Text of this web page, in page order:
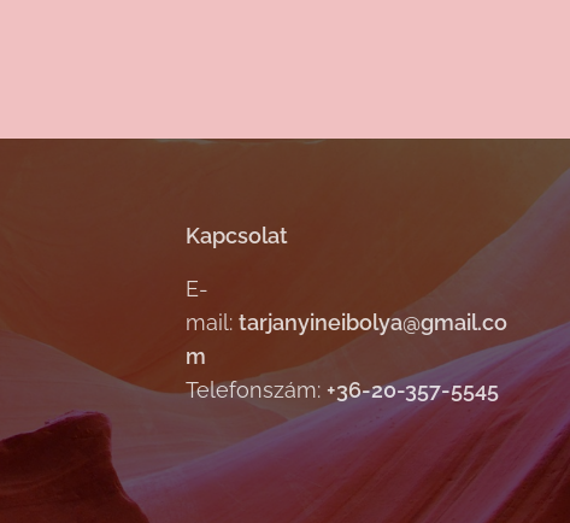
Kapcsolat
E-
mail:tarjanyineibolya@gmail.co
m
Telefonszám: +36-20-357-5545